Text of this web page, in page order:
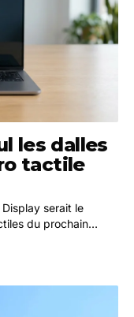
les dalles
tactile
serait le
du prochain